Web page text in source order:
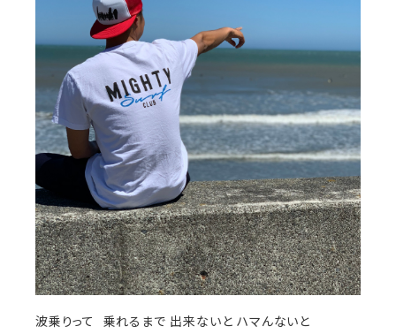
波乗りって 乗れるまで 出来ないと ハマんないと